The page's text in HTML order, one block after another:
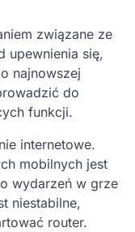
związane ze
upewnienia się,
najnowszej
do
funkcji.
internetowe.
mobilnych jest
wydarzeń w grze
niestabilne,
router.